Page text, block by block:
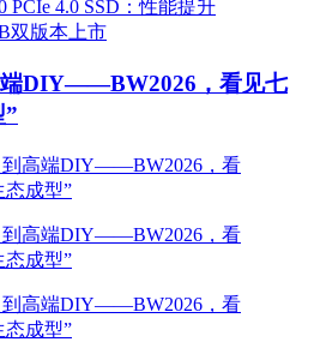
端DIY——BW2026，看见七
”